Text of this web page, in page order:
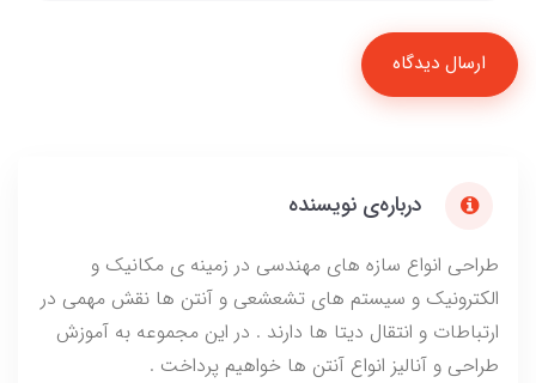
ارسال دیدگاه
درباره‌ی نویسنده
طراحی انواع سازه های مهندسی در زمینه ی مکانیک و
الکترونیک و سیستم های تشعشعی و آنتن ها نقش مهمی در
ارتباطات و انتقال دیتا ها دارند . در این مجموعه به آموزش
طراحی و آنالیز انواع آنتن ها خواهیم پرداخت .